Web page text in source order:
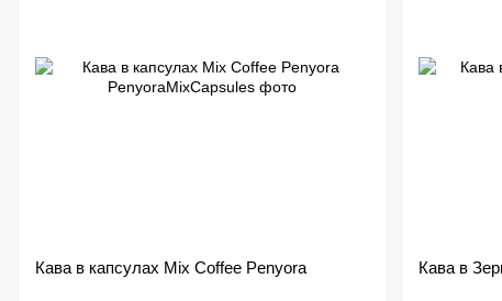
Кава в капсулах Mix Coffee Penyora Кава в